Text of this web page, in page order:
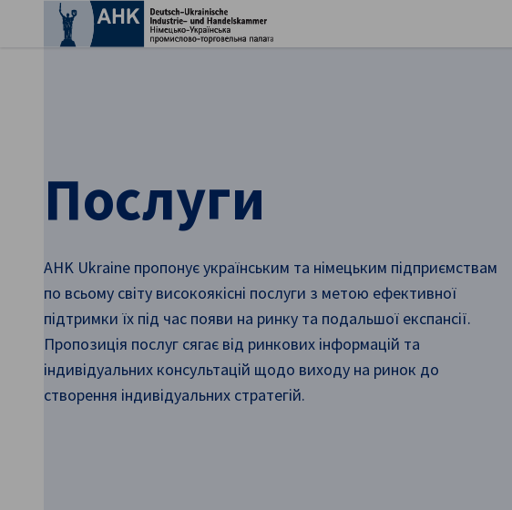
Ukrainian
Послуги
AHK Ukraine пропонує українським та німецьким підприємствам
по всьому світу високоякісні послуги з метою ефективної
підтримки їх під час появи на ринку та подальшої експансії.
Пропозиція послуг сягає від ринкових інформацій та
індивідуальних консультацій щодо виходу на ринок до
створення індивідуальних стратегій.